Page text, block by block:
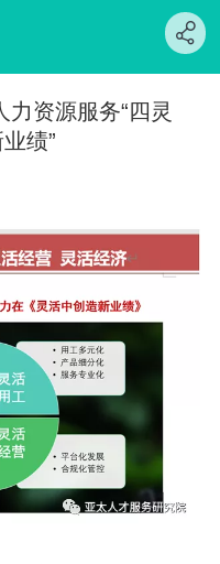
力资源服务“四灵
绩”